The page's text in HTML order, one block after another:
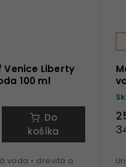
Venice Liberty
100 ml
Do
košíka
voda • drevitá a